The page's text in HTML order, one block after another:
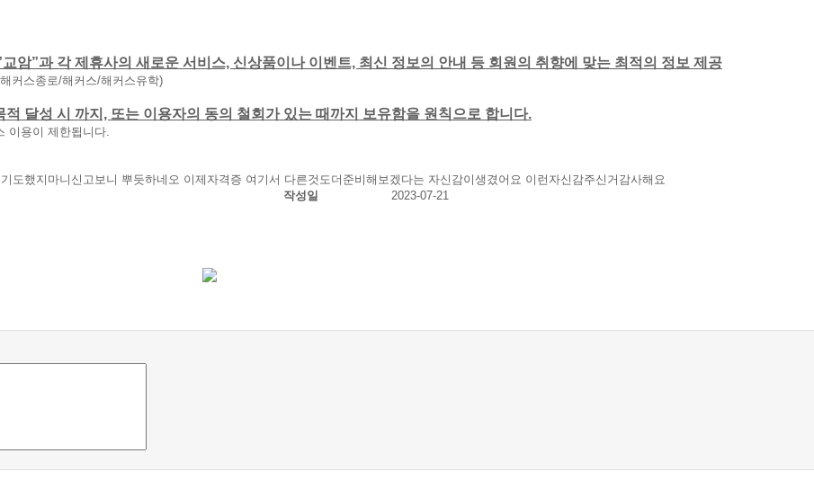
암”과 각 제휴사의 새로운 서비스, 신상품이나 이벤트, 최신 정보의 안내 등 회원의 취향에 맞는 최적의 정보 제공
커스종로/해커스/해커스유학)
달성 시 까지, 또는 이용자의 동의 철회가 있는 때까지 보유함을 원칙으로 합니다.
이용이 제한됩니다.
도했지마니신고보니 뿌듯하네오 이제자격증 여기서 다른것도더준비해보겠다는 자신감이생겼어요 이런자신감주신거감사해요
작성일
2023-07-21